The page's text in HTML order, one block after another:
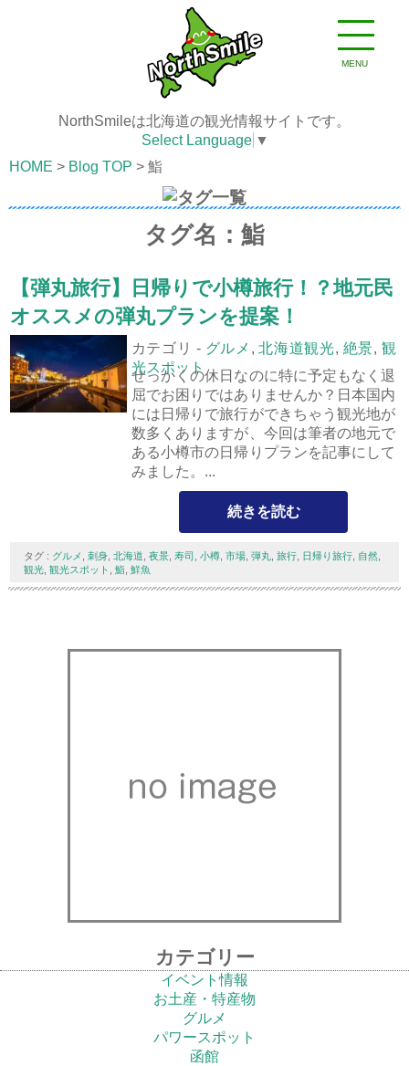
MENU
NorthSmileは北海道の観光情報サイトです。
Select Language ▼
HOME
Blog TOP 鮨
タグ名：鮨
【弾丸旅行】日帰りで小樽旅行！？地元民
オススメの弾丸プランを提案！
カテゴリ - グルメ ,北海道観光, 絶景, 観
光スポット
せっかくの休日なのに特に予定もなく退
屈でお困りではありませんか？日本国内
には日帰りで旅行ができちゃう観光地が
数多くありますが、今回は筆者の地元で
ある小樽市の日帰りプランを記事にして
みました。...
続きを読む
タグ : グルメ 刺身, 北海道 夜景, 寿司 小樽, 市場, 弾丸, 旅行, 日帰り旅行, 自然,
観光, 観光スポット 鮨, 鮮魚
カテゴリー
イベント情報
お土産・特産物
グルメ
パワースポット
函館